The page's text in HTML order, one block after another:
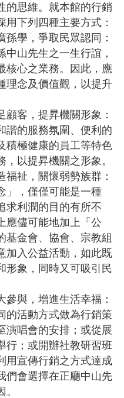
的思維。就本館的行銷
下列四種主要方式：
學，爭取民眾認同：
山先生之一生行誼，
核心之業務。因此，應
理念及價值觀，以提升
客，提昇機關形象：
諧的服務氛圍、便利的
積極健康的員工等特色
以提昇機關之形象。
祉，關懷弱勢族群：
」，僅僅可能是一種
求利潤的目的有所不
應儘可能地加上「公
基金會、協會、宗教組
加入公益活動，如此既
形象，同時又可吸引民
與，增進生活幸福：
的活動方式做為行銷策
演唱會的安排；或從展
行；或開辦社教研習班
用宣傳行銷之方式達成
們會選擇在正廳中山先